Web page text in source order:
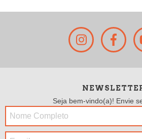
Seja bem-vindo(a)! Envie